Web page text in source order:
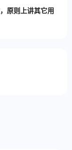
原则上讲其它用